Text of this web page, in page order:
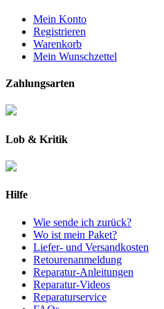
Mein Konto
Registrieren
Warenkorb
Mein Wunschzettel
Zahlungsarten
Lob & Kritik
Hilfe
Wie sende ich zurück?
Wo ist mein Paket?
Liefer- und Versandkosten
Retourenanmeldung
Reparatur-Anleitungen
Reparatur-Videos
Reparaturservice